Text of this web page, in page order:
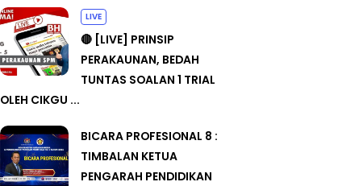
LIVE
🔴 [LIVE] PRINSIP
PERAKAUNAN, BEDAH
TUNTAS SOALAN 1 TRIAL
OLEH CIKGU ...
BICARA PROFESIONAL 8 :
TIMBALAN KETUA
PENGARAH PENDIDIKAN